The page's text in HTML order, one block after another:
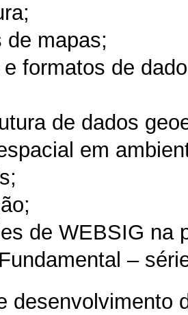
de mapas;
e formatos de
de dados
em
de WEBSIG na
–
desenvolvimento